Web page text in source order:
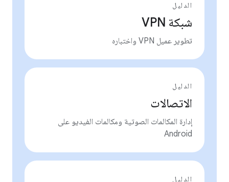
الدليل
شبكة VPN
تطوير عميل VPN واختباره
الدليل
الاتصالات
إدارة المكالمات الصوتية ومكالمات الفيديو على
Android
الدليل